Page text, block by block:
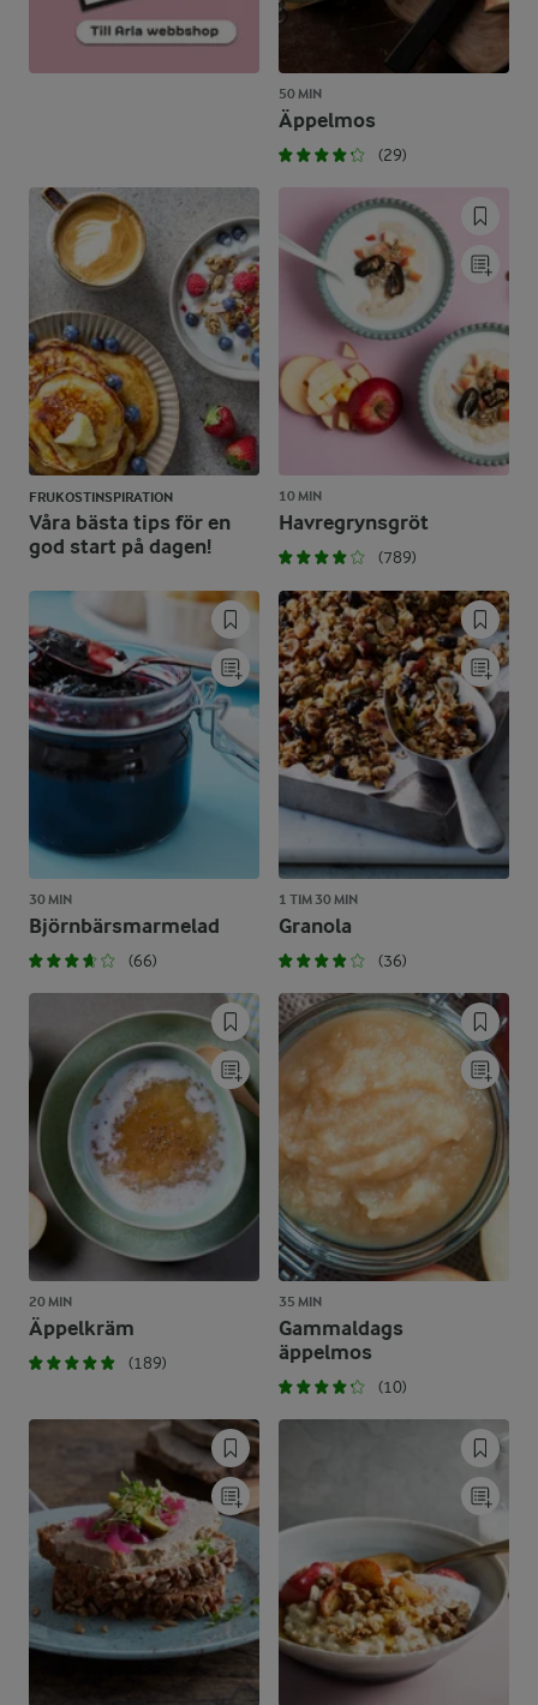
50 MIN
Äppelmos
(29)
FRUKOSTINSPIRATION
Våra bästa tips för en
god start på dagen!
10 MIN
Havregrynsgröt
(789)
30 MIN
Björnbärsmarmelad
(66)
1 TIM 30 MIN
Granola
(36)
20 MIN
Äppelkräm
(189)
35 MIN
Gammaldags
äppelmos
(10)